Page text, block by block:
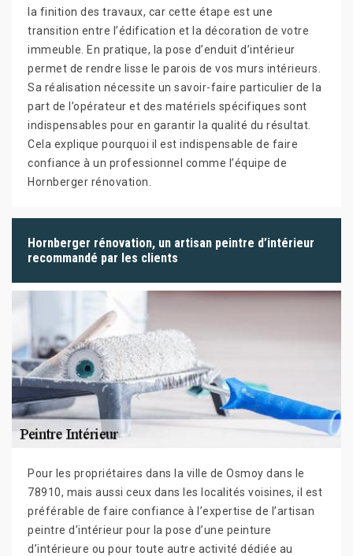
la finition des travaux, car cette étape est une
transition entre l’édification et la décoration de votre
immeuble. En pratique, la pose d’enduit d’intérieur
permet de rendre lisse le parois de vos murs intérieurs.
Sa réalisation nécessite un savoir-faire particulier de la
part de l’opérateur et des matériels spécifiques sont
indispensables pour en garantir la qualité du résultat.
Cela explique pourquoi il est indispensable de faire
confiance à un professionnel comme l’équipe de
Hornberger rénovation.
Hornberger rénovation, un artisan peintre d’intérieur
recommandé par les clients
Pour les propriétaires dans la ville de Osmoy dans le
78910, mais aussi ceux dans les localités voisines, il est
préférable de faire confiance à l’expertise de l’artisan
peintre d’intérieur pour la pose d’une peinture
d’intérieure ou pour toute autre activité dédiée au